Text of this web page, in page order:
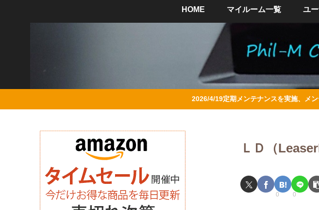
HOME マイルーム一覧 ユ
2026/4/19定期メンテナンスを実施、メ
ＬＤ（
0 0